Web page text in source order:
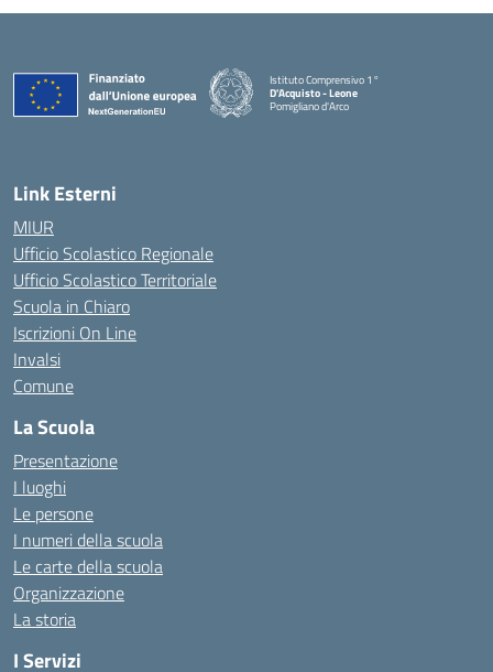
Istituto Comprensivo 1°
D'Acquisto - Leone
Pomigliano d'Arco
— Visita la pagina iniziale della scuola
Link Esterni
MIUR
Ufficio Scolastico Regionale
Ufficio Scolastico Territoriale
Scuola in Chiaro
Iscrizioni On Line
Invalsi
Comune
La Scuola
Presentazione
I luoghi
Le persone
I numeri della scuola
Le carte della scuola
Organizzazione
La storia
I Servizi